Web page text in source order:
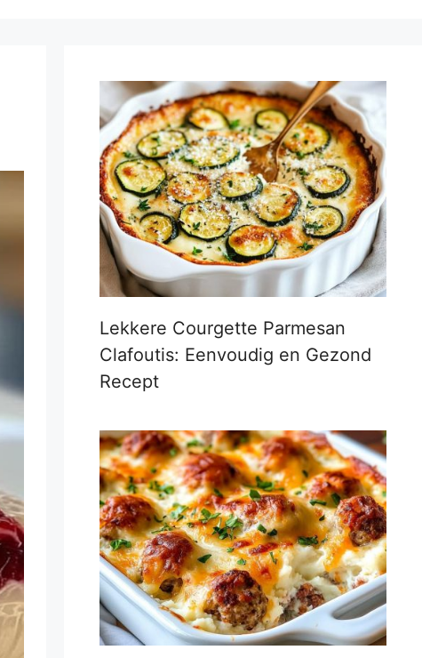
Lekkere Courgette Parmesan
Clafoutis: Eenvoudig en Gezond
Recept